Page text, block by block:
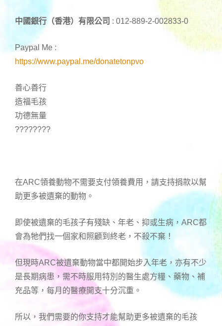
中國銀行（香港）有限公司 : 012-889-2-002833-0
Paypal Me :
https://www.paypal.me/donatetonpvo
善心善行
造福毛孩
功德無量
????????
在ARC領養動物不需要支付領養費用，請支持捐款以幫
助更多被遺棄的動物。
即使被遺棄的毛孩子有殘缺、年老、抑或生病，ARC都
會為牠們找一個家和照顧到終老，不殺不棄！
但現時ARC被遺棄動物當中都開始步入年老，亦有不少
是長期病患，需不時服用特別的醫生處方糧、藥物、補
充品等，每月的醫療開支十分沉重。
所以，我們需要的你支持才能幫助更多被遺棄的毛孩